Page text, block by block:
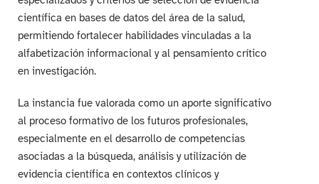
científica en bases de datos del área de la salud,
permitiendo fortalecer habilidades vinculadas a la
alfabetización informacional y al pensamiento crítico
en investigación.
La instancia fue valorada como un aporte significativo
al proceso formativo de los futuros profesionales,
especialmente en el desarrollo de competencias
asociadas a la búsqueda, análisis y utilización de
evidencia científica en contextos clínicos y